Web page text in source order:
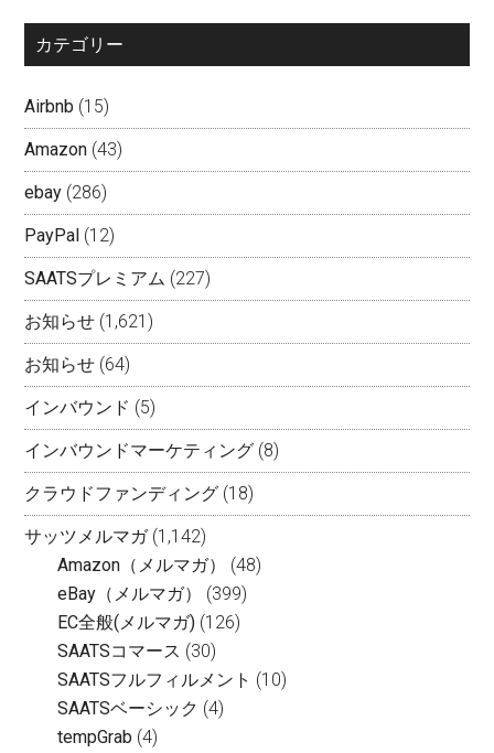
カテゴリー
Airbnb (15)
Amazon (43)
ebay (286)
PayPal (12)
SAATSプレミアム (227)
お知らせ (1,621)
お知らせ (64)
インバウンド (5)
インバウンドマーケティング (8)
クラウドファンディング (18)
サッツメルマガ(1,142)
Amazon（メルマガ）
(48)
eBay（メルマガ）
(399)
EC全般(メルマガ) (126)
SAATSコマース (30)
SAATSフルフィルメント (10)
SAATSベーシック (4)
tempGrab (4)